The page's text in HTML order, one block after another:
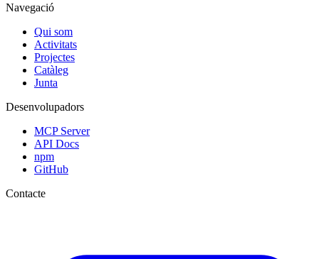
Navegació
Qui som
Activitats
Projectes
Catàleg
Junta
Desenvolupadors
MCP Server
API Docs
npm
GitHub
Contacte